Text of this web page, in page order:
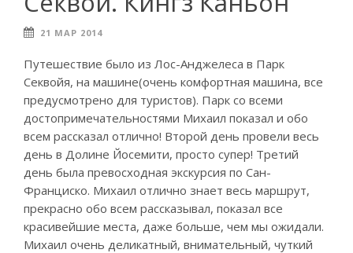
21 МАР 2014
Путешествие было из Лос-Анджелеса в Парк
Секвойя, на машине(очень комфортная машина, все
предусмотрено для туристов). Парк со всеми
достопримечательностями Михаил показал и обо
всем рассказал отлично! Второй день провели весь
день в Долине Йосемити, просто супер! Третий
день была превосходная экскурсия по Сан-
Франциско. Михаил отлично знает весь маршрут,
прекрасно обо всем рассказывал, показал все
красивейшие места, даже больше, чем мы ожидали.
Михаил очень деликатный, внимательный, чуткий